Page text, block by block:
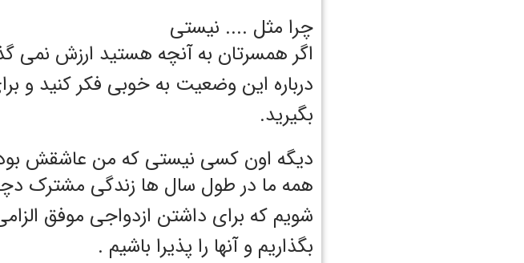
چرا مثل .... نیستی
اگر همسرتان به آنچه هستید ارزش نمی
درباره این وضعیت به خوبی فکر کنید و
بگیرید.
دیگه اون کسی نیستی که من عاشقش
همه ما در طول سال ها زندگی مشترک
شویم که برای داشتن ازدواجی موفق
بگذاریم و آنها را پذیرا باشیم .